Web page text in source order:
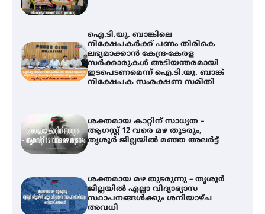
ഐ.ടി.യു. ബാങ്കിലെ
നിക്ഷേപകർക്ക് പണം തിരികെ
ലഭ്യമാക്കാൻ കേന്ദ്ര-കേരള
സർക്കാരുകൾ അടിയന്തരമായി
ഇടപെടണമെന്ന് ഐ.ടി.യു. ബാങ്ക്
നിക്ഷേപക സംരക്ഷണ സമിതി
ശക്തമായ കാറ്റിന് സാധ്യത –
ആഗസ്റ്റ് 12 വരെ മഴ തുടരും,
തൃശൂർ ജില്ലയിൽ മഞ്ഞ അലർട്ട്
ശക്തമായ മഴ തുടരുന്നു – തൃശൂർ
ജില്ലയിൽ എല്ലാ വിദ്യാഭ്യാസ
സ്ഥാപനങ്ങൾക്കും ശനിയാഴ്ച
അവധി